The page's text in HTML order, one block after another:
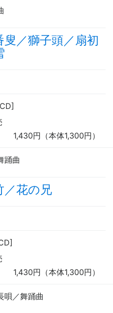
叟／獅子頭／扇初
1,430円（本体1,300円）
踊曲
／花の兄
1,430円（本体1,300円）
唄／舞踊曲